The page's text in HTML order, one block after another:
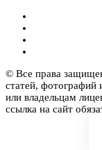
© Все права
статей, фотографий
или владельцам
ссылка на сайт